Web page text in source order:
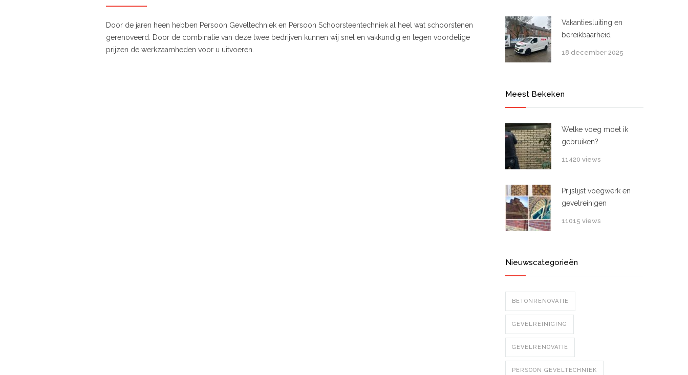
Door de jaren heen hebben Persoon Geveltechniek en Persoon Schoorsteentechniek al heel wat schoorstenen
gerenoveerd. Door de combinatie van deze twee bedrijven kunnen wij snel en vakkundig en tegen voordelige
prijzen de werkzaamheden voor u uitvoeren.
Vakantiesluiting en
bereikbaarheid
18 december 2025
Meest Bekeken
Welke voeg moet ik
gebruiken?
11420 views
Prijslijst voegwerk en
gevelreinigen
11015 views
Nieuwscategorieën
BETONRENOVATIE
GEVELREINIGING
GEVELRENOVATIE
PERSOON GEVELTECHNIEK